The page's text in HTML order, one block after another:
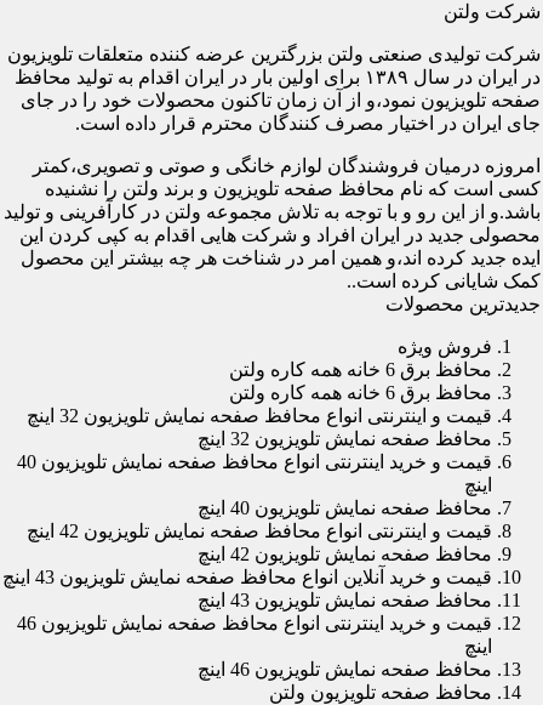
شرکت ولتن
شرکت تولیدی صنعتی ولتن بزرگترین عرضه کننده متعلقات تلویزیون
در ایران در سال ۱۳۸۹ برای اولین بار در ایران اقدام به تولید محافظ
صفحه تلویزیون نمود،و از آن زمان تاکنون محصولات خود را در جای
جای ایران در اختیار مصرف کنندگان محترم قرار داده است.
امروزه درمیان فروشندگان لوازم خانگی و صوتی و تصویری،کمتر
کسی است که نام محافظ صفحه تلویزیون و برند ولتن را نشنیده
باشد.و از این رو و با توجه به تلاش مجموعه ولتن در کارآفرینی و تولید
محصولی جدید در ایران افراد و شرکت هایی اقدام به کپی کردن این
ایده جدید کرده اند،و همین امر در شناخت هر چه بیشتر این محصول
کمک شایانی کرده است..
جدیدترین محصولات
فروش ویژه
محافظ برق 6 خانه همه کاره ولتن
محافظ برق 6 خانه همه کاره ولتن
قیمت و اینترنتی انواع محافظ صفحه نمایش تلویزیون 32 اینچ
محافظ صفحه نمایش تلویزیون 32 اینچ
قیمت و خرید اینترنتی انواع محافظ صفحه نمایش تلویزیون 40
اینچ
محافظ صفحه نمایش تلویزیون 40 اینچ
قیمت و اینترنتی انواع محافظ صفحه نمایش تلویزیون 42 اینچ
محافظ صفحه نمایش تلویزیون 42 اینچ
قیمت و خرید آنلاین انواع محافظ صفحه نمایش تلویزیون 43 اینچ
محافظ صفحه نمایش تلویزیون 43 اینچ
قیمت و خرید اینترنتی انواع محافظ صفحه نمایش تلویزیون 46
اینچ
محافظ صفحه نمایش تلویزیون 46 اینچ
محافظ صفحه تلویزیون ولتن